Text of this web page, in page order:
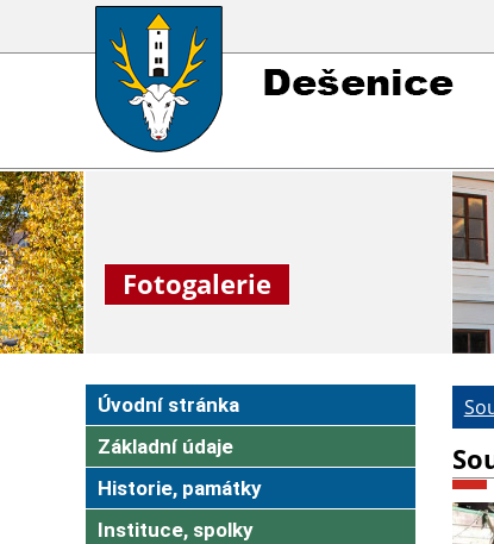
Fotogalerie
Úvodní stránka
Základní údaje
Historie, památky
Instituce, spolky